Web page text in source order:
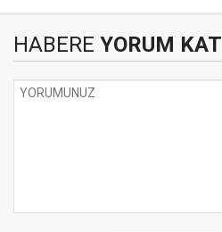
HABERE YORUM KAT